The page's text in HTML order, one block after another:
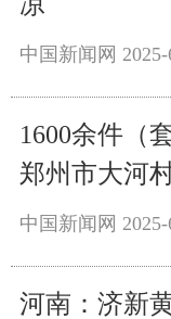
中国新闻网
1600余件（
郑州市大河
中国新闻网
河南：济新